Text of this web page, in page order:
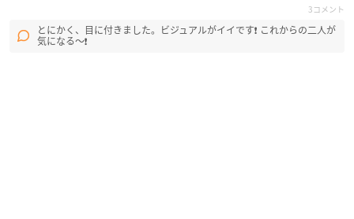
3コメント
とにかく、目に付きました。ビジュアルがイイです❗ これからの二人が
気になる〜❗